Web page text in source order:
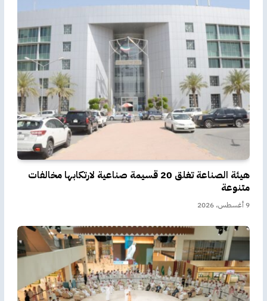
هيئة الصناعة تغلق 20 قسيمة صناعية لارتكابها مخالفات
متنوعة
9 أغسطس، 2026